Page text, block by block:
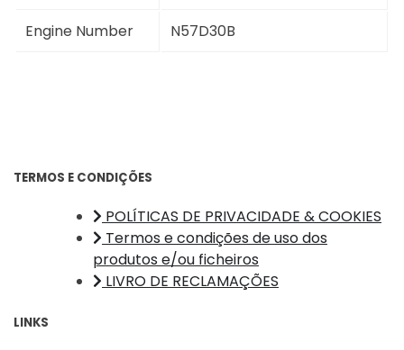
Engine Number N57D30B
TERMOS E CONDIÇÕES
POLÍTICAS DE PRIVACIDADE & COOKIES
Termos e condições de uso dos
produtos e/ou ficheiros
LIVRO DE RECLAMAÇÕES
LINKS